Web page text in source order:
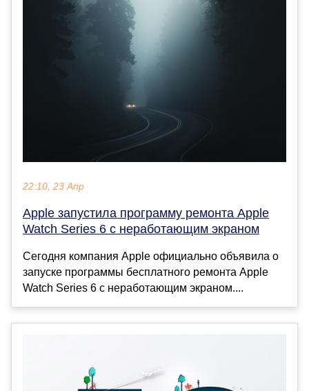
22:10, 23 Апр
Apple запустила программу ремонта Apple
Watch Series 6 с неработающим экраном
Сегодня компания Apple официально объявила о
запуске программы бесплатного ремонта Apple
Watch Series 6 с неработающим экраном....